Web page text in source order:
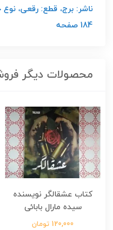
ناشر: برج، قطع: رقعی،
184 صفحه
محصولات دیگر
کتاب عشقالگر نویسنده
سیده مارال بابائی
120,000 تومان